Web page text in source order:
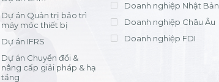
Dự án Quản trị bảo trì
máy móc thiết bị
Dự án IFRS
Dự án Chuyển đổi &
nâng cấp giải pháp & hạ
tầng
Doanh nghiệp Nhật Bản
Doanh nghiệp Châu Âu
Doanh nghiệp FDI